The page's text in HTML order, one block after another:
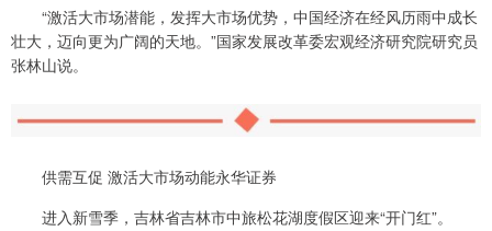
“激活大市场潜能，发挥大市场优势，中国经济在经风历雨中成长
壮大，迈向更为广阔的天地。”国家发展改革委宏观经济研究院研究员
张林山说。
供需互促 激活大市场动能永华证券
进入新雪季，吉林省吉林市中旅松花湖度假区迎来“开门红”。